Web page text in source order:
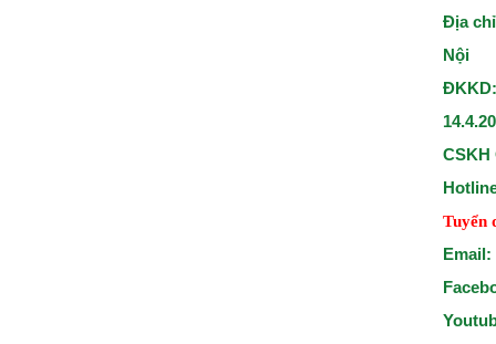
Địa
Nội
CSKH
Tuyển
Email: